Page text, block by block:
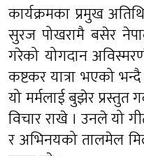
कार्यक्रमका प्रमुख
सुरज पोखरामै बसेर
गरेको योगदान
कष्टकर यात्रा भएको
यो मर्मलाई बुझेर प्रस्तुत
विचार राखे । उनले यो
र अभिनयको तालमेल